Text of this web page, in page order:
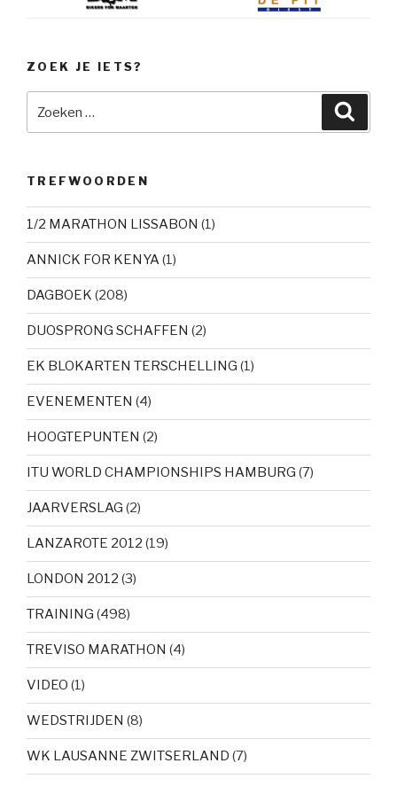
ZOEK JE IETS?
TREFWOORDEN
1/2 MARATHON LISSABON (1)
ANNICK FOR KENYA(1)
DAGBOEK (208)
DUOSPRONG SCHAFFEN (2)
EK BLOKARTEN TERSCHELLING (1)
EVENEMENTEN (4)
HOOGTEPUNTEN (2)
ITU WORLD CHAMPIONSHIPS HAMBURG (7)
JAARVERSLAG (2)
LANZAROTE 2012 (19)
LONDON 2012 (3)
TRAINING (498)
TREVISO MARATHON (4)
VIDEO (1)
WEDSTRIJDEN (8)
WK LAUSANNE ZWITSERLAND (7)